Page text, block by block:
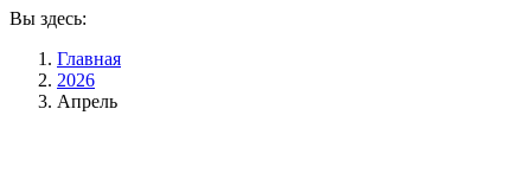
Вы здесь:
Главная
2026
Апрель